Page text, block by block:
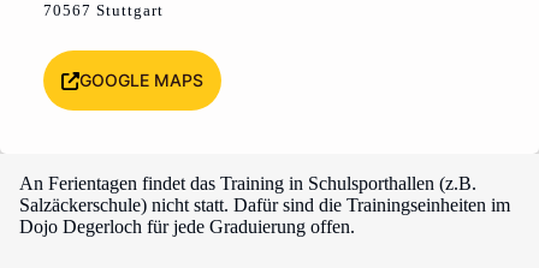
70567 Stuttgart
GOOGLE MAPS
An Ferientagen findet das Training in Schulsporthallen (z.B.
Salzäckerschule) nicht statt. Dafür sind die Trainingseinheiten im
Dojo Degerloch für jede Graduierung offen.